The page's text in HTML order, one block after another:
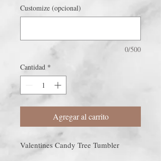
Customize (opcional)
0/500
Cantidad *
Agregar al carrito
Valentines Candy Tree Tumbler